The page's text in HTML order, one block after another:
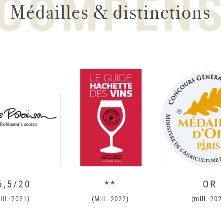
Médailles & distinctions
20
2021)
**
(Mill. 2022)
OR
(mill.